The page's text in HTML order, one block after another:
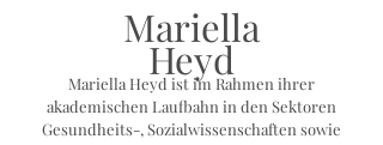
Mariella
Heyd
Mariella Heyd ist im Rahmen ihrer
akademischen Laufbahn in den Sektoren
Gesundheits-, Sozialwissenschaften sowie